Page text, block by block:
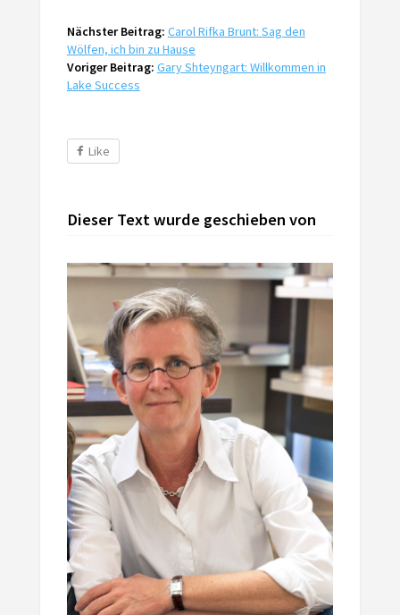
Nächster Beitrag: Carol Rifka Brunt: Sag den
Wölfen, ich bin zu Hause
Voriger Beitrag: Gary Shteyngart: Willkommen in
Lake Success
Like
Dieser Text wurde geschieben von